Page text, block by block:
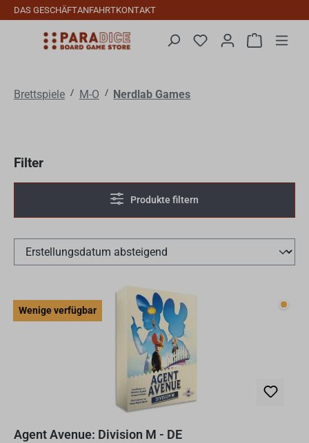
Zum Hauptinhalt springen
DAS GESCHÄFTANFAHRTKONTAKT
Du hast 0 Produkte
Brettspiele / M-O / Nerdlab Games
Filter
Produkte filtern
Wenige verfügbar
Agent Avenue: Division M - DE